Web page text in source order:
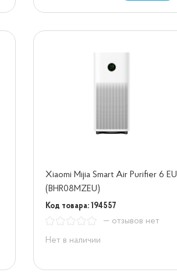
Xiaomi Mijia Smart Air Purifier 6 EU
(BHR08MZEU)
Код товара: 194557
— отзывов нет
Нет в наличии